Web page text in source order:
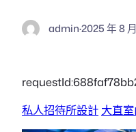
admin·2025 年 8
私人招待所設計 大直